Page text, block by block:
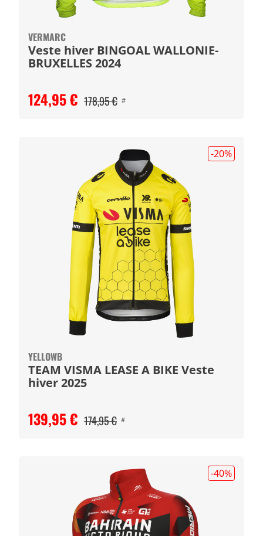
VERMARC
Veste hiver BINGOAL WALLONIE-
BRUXELLES 2024
124,95 € 178,95 € #
-20%
YELLOWB
TEAM VISMA LEASE A BIKE Veste
hiver 2025
139,95 € 174,95 € #
-40%